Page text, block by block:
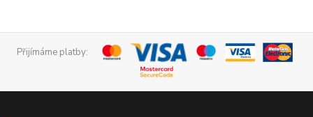
Přijímáme platby: